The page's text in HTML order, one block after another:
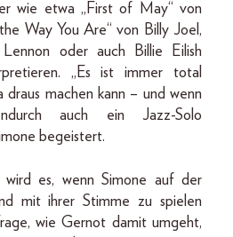
wie etwa „First of May“ von
Way You Are“ von Billy Joel,
oder auch Billie Eilish
„Es ist immer total
draus machen kann – und wenn
auch ein Jazz-Solo
begeistert.
wird es, wenn Simone auf der
mit ihrer Stimme zu spielen
wie Gernot damit umgeht,